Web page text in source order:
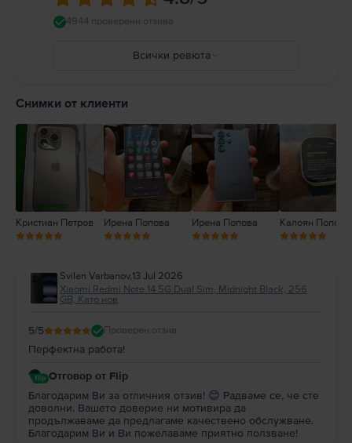
4944 проверени отзива
Всички ревюта
Снимки от клиенти
Кристиан Петров Ирена Попова Ирена Попова Калоян Попов
Svilen Varbanov,13 Jul 2026
Xiaomi Redmi Note 14 5G Dual Sim, Midnight Black, 256
GB, Като нов
5/5 Проверен отзив
Перфектна работа!
Отговор от Flip
Благодарим Ви за отличния отзив! 😊 Радваме се, че сте
доволни. Вашето доверие ни мотивира да
продължаваме да предлагаме качествено обслужване.
Благодарим Ви и Ви пожелаваме приятно ползване!